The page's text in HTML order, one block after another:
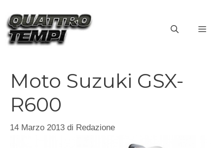
contenuto
Moto Suzuki GSX-
R600
14 Marzo 2013 di Redazione